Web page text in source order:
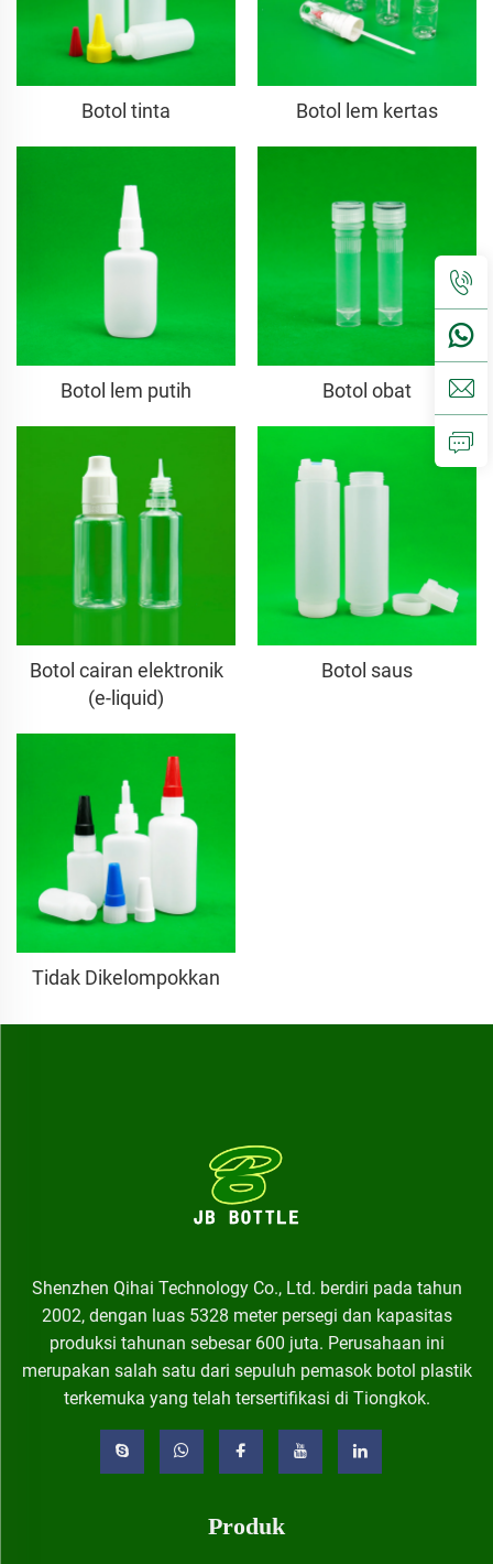
Botol tinta Botol lem kertas
Botol lem putih Botol obat
Botol cairan elektronik
(e-liquid)
Botol saus
Tidak Dikelompokkan
Shenzhen Qihai Technology Co., Ltd. berdiri pada tahun
2002, dengan luas 5328 meter persegi dan kapasitas
produksi tahunan sebesar 600 juta. Perusahaan ini
merupakan salah satu dari sepuluh pemasok botol plastik
terkemuka yang telah tersertifikasi di Tiongkok.
Produk